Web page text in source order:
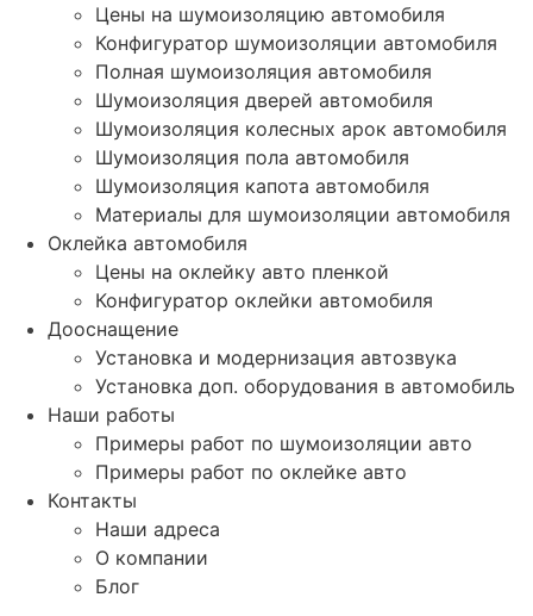
Цены на шумоизоляцию автомобиля
Конфигуратор шумоизоляции автомобиля
Полная шумоизоляция автомобиля
Шумоизоляция дверей автомобиля
Шумоизоляция колесных арок автомобиля
Шумоизоляция пола автомобиля
Шумоизоляция капота автомобиля
Материалы для шумоизоляции автомобиля
Оклейка автомобиля
Цены на оклейку авто пленкой
Конфигуратор оклейки автомобиля
Дооснащение
Установка и модернизация автозвука
Установка доп. оборудования в автомобиль
Наши работы
Примеры работ по шумоизоляции авто
Примеры работ по оклейке авто
Контакты
Наши адреса
О компании
Блог